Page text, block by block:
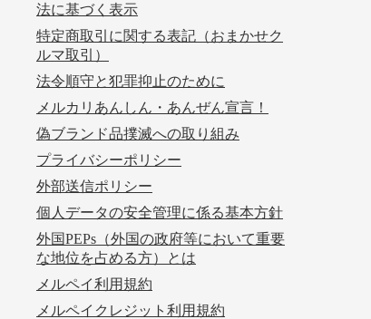
法に基づく表示
特定商取引に関する表記（おまかせク
ルマ取引）
法令順守と犯罪抑止のために
メルカリあんしん・あんぜん宣言！
偽ブランド品撲滅への取り組み
プライバシーポリシー
外部送信ポリシー
個人データの安全管理に係る基本方針
外国PEPs（外国の政府等において重要
な地位を占める方）とは
メルペイ利用規約
メルペイクレジット利用規約